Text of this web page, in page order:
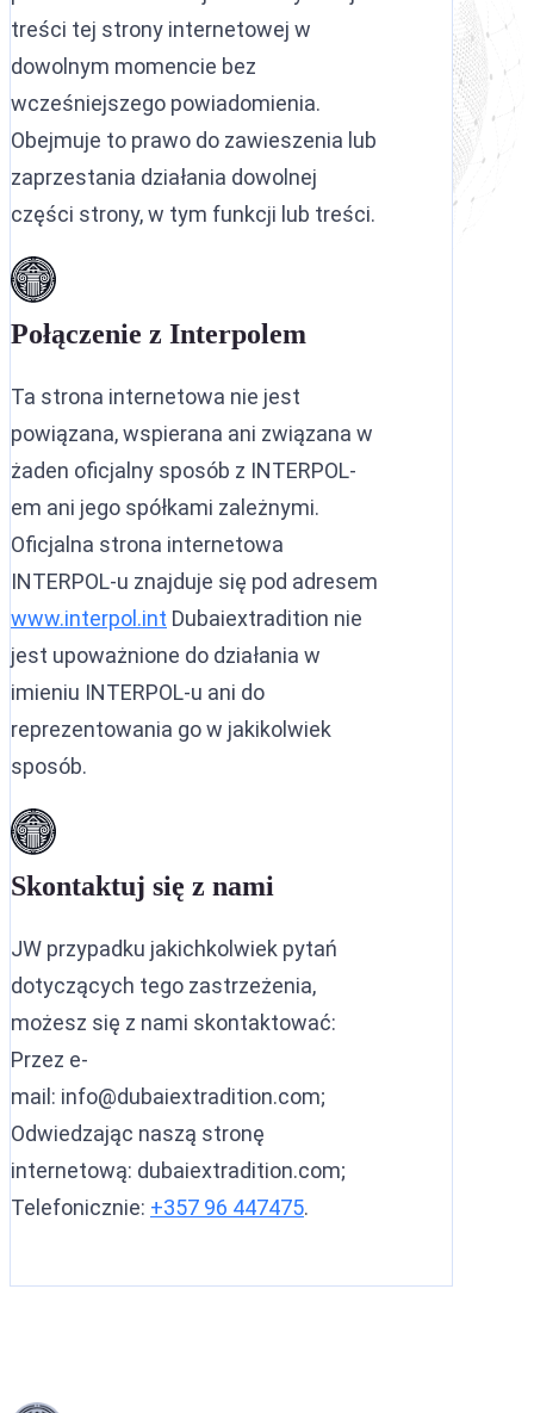
treści tej strony internetowej w
dowolnym momencie bez
wcześniejszego powiadomienia.
Obejmuje to prawo do zawieszenia lub
zaprzestania działania dowolnej
części strony, w tym funkcji lub treści.
Połączenie z Interpolem
Ta strona internetowa nie jest
powiązana, wspierana ani związana w
żaden oficjalny sposób z INTERPOL-
em ani jego spółkami zależnymi.
Oficjalna strona internetowa
INTERPOL-u znajduje się pod adresem
www.interpol.int Dubaiextradition nie
jest upoważnione do działania w
imieniu INTERPOL-u ani do
reprezentowania go w jakikolwiek
sposób.
Skontaktuj się z nami
JW przypadku jakichkolwiek pytań
dotyczących tego zastrzeżenia,
możesz się z nami skontaktować:
Przez e-
mail: info@dubaiextradition.com;
Odwiedzając naszą stronę
internetową: dubaiextradition.com;
Telefonicznie: +357 96 447475.